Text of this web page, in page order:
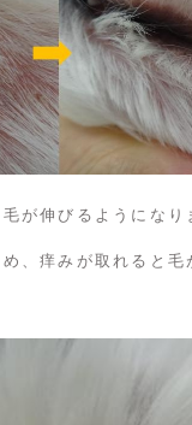
が伸びるようになり
、痒みが取れると毛